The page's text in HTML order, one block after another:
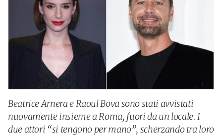
Beatrice Arnera e Raoul Bova sono stati avvistati
nuovamente insieme a Roma, fuori da un locale. I
due attori “si tengono per mano”, scherzando tra loro